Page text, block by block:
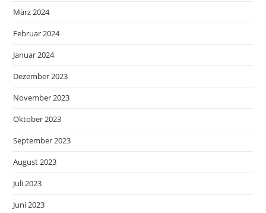
März 2024
Februar 2024
Januar 2024
Dezember 2023
November 2023
Oktober 2023
September 2023
August 2023
Juli 2023
Juni 2023